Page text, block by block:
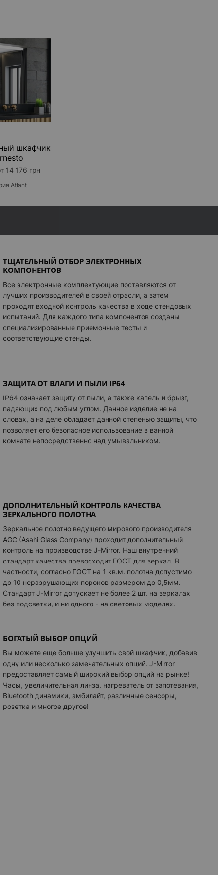
шкафчик
14 176 грн
Atlant
ТЩАТЕЛЬНЫЙ ОТБОР ЭЛЕКТРОННЫХ
КОМПОНЕНТОВ
Все электронные комплектующие поставляются от
лучших производителей в своей отрасли, а затем
проходят входной контроль качества в ходе стендовых
испытаний. Для каждого типа компонентов созданы
специализированные приемочные тесты и
соответствующие стенды.
ЗАЩИТА ОТ ВЛАГИ И ПЫЛИ IP64
IP64 означает защиту от пыли, а также капель и брызг,
падающих под любым углом. Данное изделие не на
словах, а на деле обладает данной степенью защиты, что
позволяет его безопасное использование в ванной
комнате непосредственно над умывальником.
ДОПОЛНИТЕЛЬНЫЙ КОНТРОЛЬ КАЧЕСТВА
ЗЕРКАЛЬНОГО ПОЛОТНА
Зеркальное полотно ведущего мирового производителя
AGC (Asahi Glass Company) проходит дополнительный
контроль на производстве J-Mirror. Наш внутренний
стандарт качества превосходит ГОСТ для зеркал. В
частности, согласно ГОСТ на 1 кв.м. полотна допустимо
до 10 неразрушающих пороков размером до 0,5мм.
Стандарт J-Mirror допускает не более 2 шт. на зеркалах
без подсветки, и ни одного - на световых моделях.
БОГАТЫЙ ВЫБОР ОПЦИЙ
Вы можете еще больше улучшить свой шкафчик, добавив
одну или несколько замечательных опций. J-Mirror
предоставляет самый широкий выбор опций на рынке!
Часы, увеличительная линза, нагреватель от запотевания,
Bluetooth динамики, амбилайт, различные сенсоры,
розетка и многое другое!